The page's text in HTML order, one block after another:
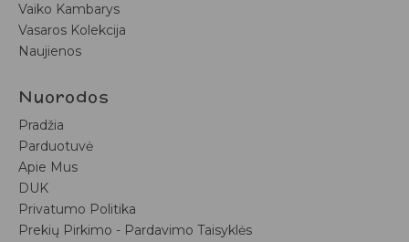
Vaiko Kambarys
Vasaros Kolekcija
Naujienos
Nuorodos
Pradžia
Parduotuvė
Apie Mus
DUK
Privatumo Politika
Prekių Pirkimo - Pardavimo Taisyklės